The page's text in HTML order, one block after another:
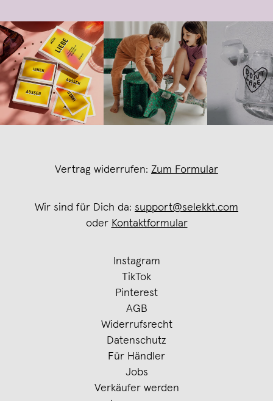
Vertrag widerrufen: Zum Formular
Wir sind für Dich da: support@selekkt.com
oder Kontaktformular
Instagram
TikTok
Pinterest
AGB
Widerrufsrecht
Datenschutz
Für Händler
Jobs
Verkäufer werden